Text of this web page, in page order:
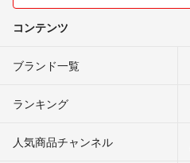
コンテンツ
ブランド一覧
ランキング
人気商品チャンネル